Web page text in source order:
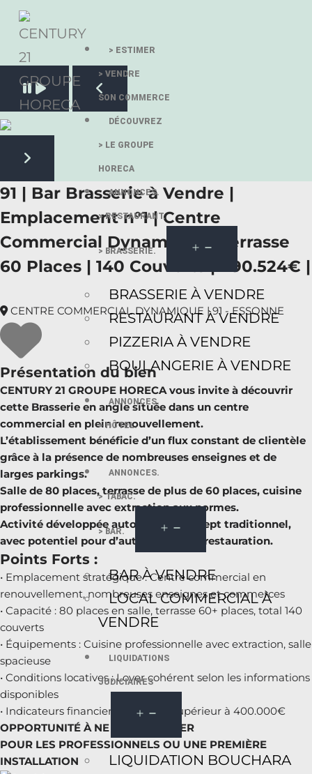
> ESTIMER
> VENDRE
SON COMMERCE
DÉCOUVREZ
> LE GROUPE
HORECA
ANNONCES.
> RESTAURANT.
> BRASSERIE.
BRASSERIE À VENDRE
RESTAURANT À VENDRE
PIZZERIA À VENDRE
BOULANGERIE À VENDRE
ANNONCES.
> HÔTEL.
ANNONCES.
> TABAC.
> BAR.
BAR À VENDRE
LOCAL COMMERCIAL À
VENDRE
LIQUIDATIONS
JUDICIAIRES
LIQUIDATION BOUCHARA
Pause slide rotation
Resume slide rotation
Previous slide
Next slide
91 | Bar Brasserie à Vendre |
Emplacement n°1 | Centre
Commercial Dynamique | Terrasse
60 Places | 140 Couverts | 490.524€ |
CENTRE COMMERCIAL DYNAMIQUE | 91 - ESSONNE
Présentation du bien
CENTURY 21 GROUPE HORECA vous invite à découvrir
cette Brasserie en angle située dans un centre
commercial en plein renouvellement.
L’établissement bénéficie d’un flux constant de clientèle
grâce à la présence de nombreuses enseignes et de
larges parkings.
Salle de 80 places, terrasse de plus de 60 places, cuisine
professionnelle avec extraction aux normes.
Activité développée autour d’un concept traditionnel,
avec potentiel pour d’autres types de restauration.
Points Forts :
• Emplacement stratégique : Centre commercial en
renouvellement, nombreuses enseignes et commerces
• Capacité : 80 places en salle, terrasse 60+ places, total 140
couverts
• Équipements : Cuisine professionnelle avec extraction, salle
spacieuse
• Conditions locatives : Loyer cohérent selon les informations
disponibles
• Indicateurs financiers : CA 2024 supérieur à 400.000€
OPPORTUNITÉ À NE PAS MANQUER
POUR LES PROFESSIONNELS OU UNE PREMIÈRE
INSTALLATION